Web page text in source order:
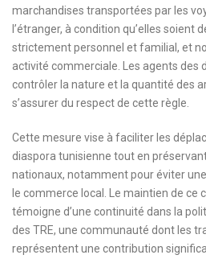
marchandises transportées par les
l’étranger, à condition qu’elles soient
strictement personnel et familial, et
activité commerciale. Les agents des
contrôler la nature et la quantité des
s’assurer du respect de cette règle.
Cette mesure vise à faciliter les
diaspora tunisienne tout en
nationaux, notamment pour éviter
le commerce local. Le maintien de ce
témoigne d’une continuité dans la
des TRE, une communauté dont les
représentent une contribution